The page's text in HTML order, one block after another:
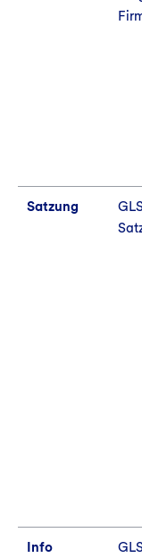
Satzung
Info